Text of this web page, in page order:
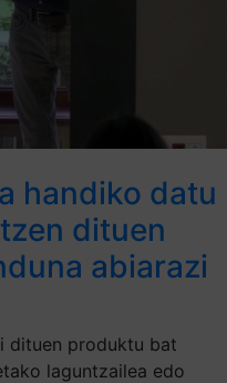
handiko datu
dituen
abiarazi
dituen produktu bat
laguntzailea edo